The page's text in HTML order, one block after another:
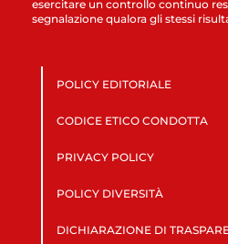
esercitare un controllo continuo
segnalazione qualora gli stessi
POLICY EDITORIALE
CODICE ETICO CONDOTTA
PRIVACY POLICY
POLICY DIVERSITÀ
DICHIARAZIONE DI